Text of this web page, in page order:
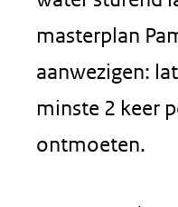
masterplan
aanwezigen:
minste 2 keer
ontmoeten.